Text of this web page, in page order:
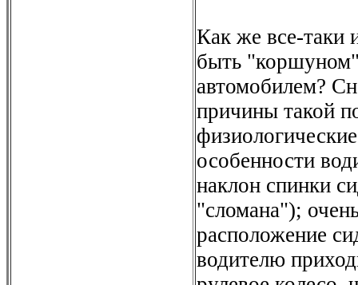
Как же все-таки
быть
автомобилем?
причины такой
особенности
наклон спинки
"сломана");
расположение
водителю